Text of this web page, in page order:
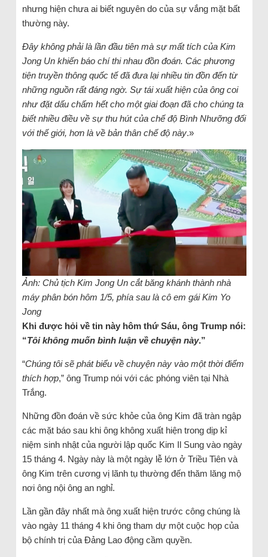
nhưng hiện chưa ai biết nguyên do của sự vắng mặt bất
thường này.
Đây không phải là lần đầu tiên mà sự mất tích của Kim
Jong Un khiến báo chí thi nhau đồn đoán. Các phương
tiện truyền thông quốc tế đã đưa lại nhiều tin đồn đến từ
những nguồn rất đáng ngờ. Sự tái xuất hiện của ông coi
như đặt dấu chấm hết cho một giai đoạn đã cho chúng ta
biết nhiều điều về sự thu hút của chế độ Bình Nhưỡng đối
với thế giới, hơn là về bản thân chế độ này.»
Ảnh: Chủ tịch Kim Jong Un cắt băng khánh thành nhà
máy phân bón hôm 1/5, phía sau là cô em gái Kim Yo
Jong
Khi được hỏi về tin này hôm thứ Sáu, ông Trump nói:
“Tôi không muốn bình luận về chuyện này.”
“Chúng tôi sẽ phát biểu về chuyện này vào một thời điểm
thích hợp,” ông Trump nói với các phóng viên tại Nhà
Trắng.
Những đồn đoán về sức khỏe của ông Kim đã tràn ngập
các mặt báo sau khi ông không xuất hiện trong dịp kỉ
niệm sinh nhật của người lập quốc Kim Il Sung vào ngày
15 tháng 4. Ngày này là một ngày lễ lớn ở Triều Tiên và
ông Kim trên cương vị lãnh tụ thường đến thăm lăng mộ
nơi ông nội ông an nghỉ.
Lần gần đây nhất mà ông xuất hiện trước công chúng là
vào ngày 11 tháng 4 khi ông tham dự một cuộc họp của
bộ chính trị của Đảng Lao động cầm quyền.